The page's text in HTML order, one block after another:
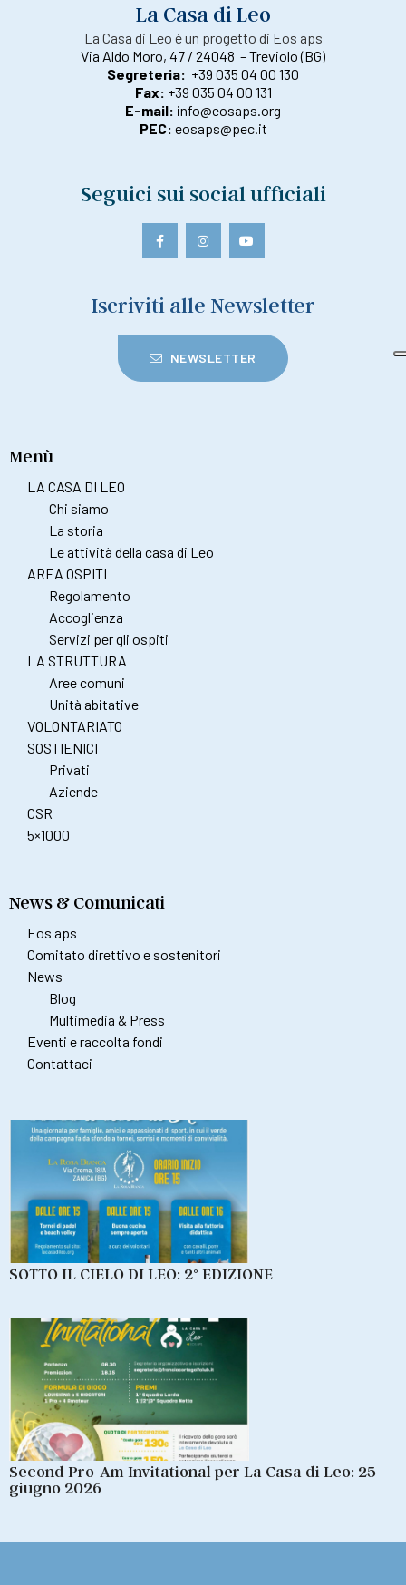
La Casa di Leo
La Casa di Leo è un progetto di Eos aps
Via Aldo Moro, 47 / 24048 – Treviolo (BG)
Segreteria: +39 035 04 00 130
Fax: +39 035 04 00 131
E-mail: info@eosaps.org
PEC: eosaps@pec.it
Seguici sui social ufficiali
Iscriviti alle Newsletter
NEWSLETTER
Menù
LA CASA DI LEO
Chi siamo
La storia
Le attività della casa di Leo
AREA OSPITI
Regolamento
Accoglienza
Servizi per gli ospiti
LA STRUTTURA
Aree comuni
Unità abitative
VOLONTARIATO
SOSTIENICI
Privati
Aziende
CSR
5×1000
News & Comunicati
Eos aps
Comitato direttivo e sostenitori
News
Blog
Multimedia & Press
Eventi e raccolta fondi
Contattaci
SOTTO IL CIELO DI LEO: 2° EDIZIONE
Second Pro-Am Invitational per La Casa di Leo: 25
giugno 2026